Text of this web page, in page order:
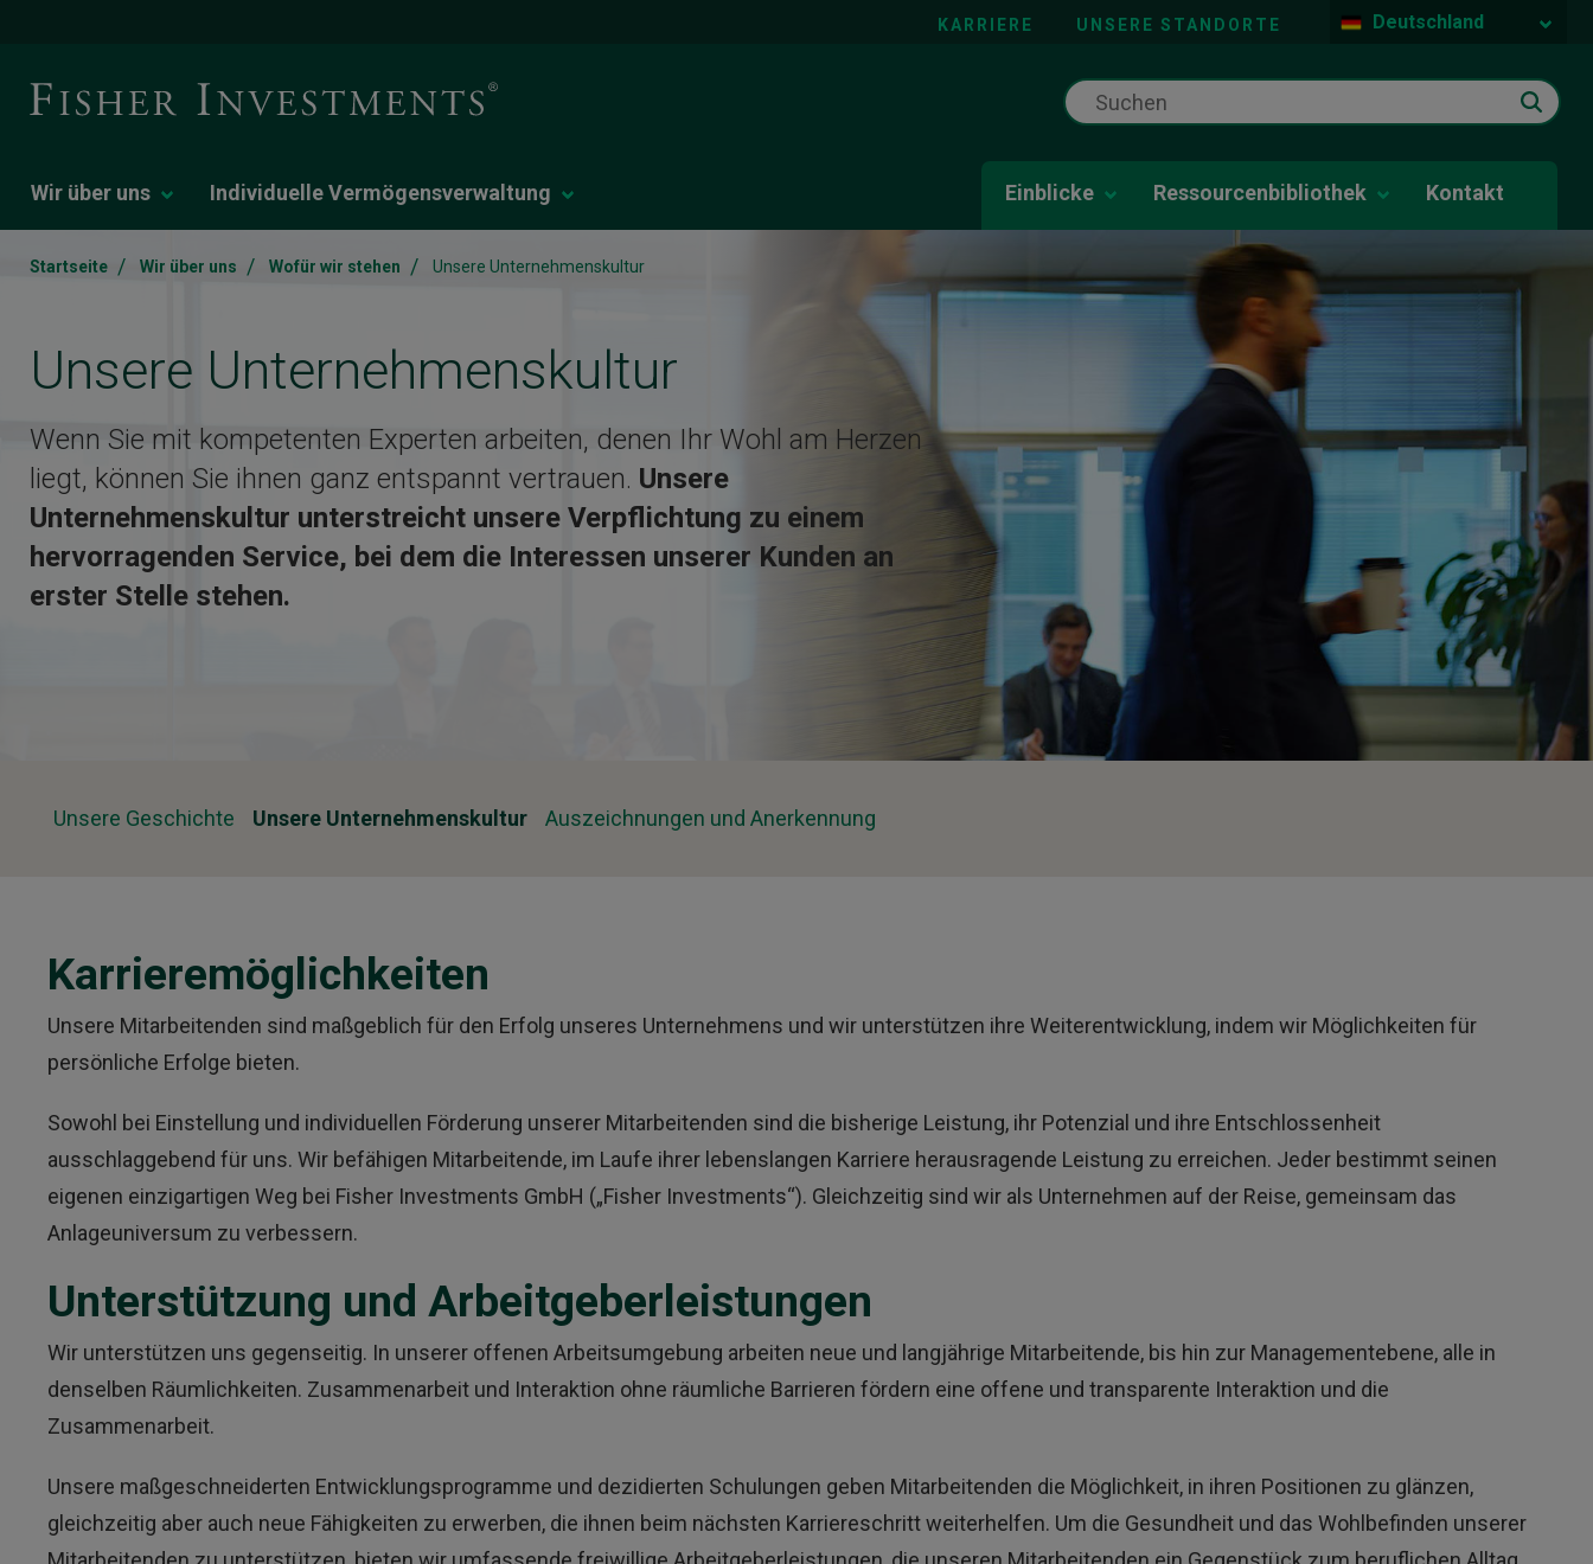
KARRIERE UNSERE STANDORTE Deutschland
Wir über uns Individuelle Vermögensverwaltung Einblicke Ressourcenbibliothek Kontakt
Startseite / Wir über uns / Wofür wir stehen / Unsere Unternehmenskultur
Unsere Unternehmenskultur
Wenn Sie mit kompetenten Experten arbeiten, denen Ihr Wohl am Herzen
liegt, können Sie ihnen ganz entspannt vertrauen. Unsere
Unternehmenskultur unterstreicht unsere Verpflichtung zu einem
hervorragenden Service, bei dem die Interessen unserer Kunden an
erster Stelle stehen.
Unsere Geschichte Unsere Unternehmenskultur Auszeichnungen und Anerkennung
Karrieremöglichkeiten
Unsere Mitarbeitenden sind maßgeblich für den Erfolg unseres Unternehmens und wir unterstützen ihre Weiterentwicklung, indem wir Möglichkeiten für
persönliche Erfolge bieten.
Sowohl bei Einstellung und individuellen Förderung unserer Mitarbeitenden sind die bisherige Leistung, ihr Potenzial und ihre Entschlossenheit
ausschlaggebend für uns. Wir befähigen Mitarbeitende, im Laufe ihrer lebenslangen Karriere herausragende Leistung zu erreichen. Jeder bestimmt seinen
eigenen einzigartigen Weg bei Fisher Investments GmbH („Fisher Investments“). Gleichzeitig sind wir als Unternehmen auf der Reise, gemeinsam das
Anlageuniversum zu verbessern.
Unterstützung und Arbeitgeberleistungen
Wir unterstützen uns gegenseitig. In unserer offenen Arbeitsumgebung arbeiten neue und langjährige Mitarbeitende, bis hin zur Managementebene, alle in
denselben Räumlichkeiten. Zusammenarbeit und Interaktion ohne räumliche Barrieren fördern eine offene und transparente Interaktion und die
Zusammenarbeit.
Unsere maßgeschneiderten Entwicklungsprogramme und dezidierten Schulungen geben Mitarbeitenden die Möglichkeit, in ihren Positionen zu glänzen,
gleichzeitig aber auch neue Fähigkeiten zu erwerben, die ihnen beim nächsten Karriereschritt weiterhelfen. Um die Gesundheit und das Wohlbefinden unserer